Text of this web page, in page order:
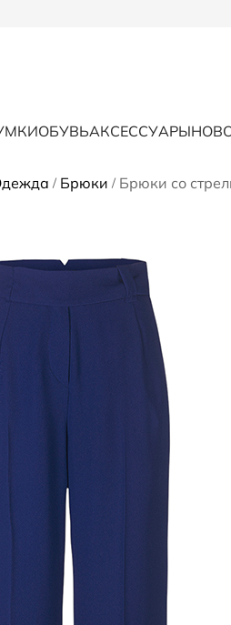
ОБУВЬАКСЕССУАРЫ
/ Брюки / Брюки со